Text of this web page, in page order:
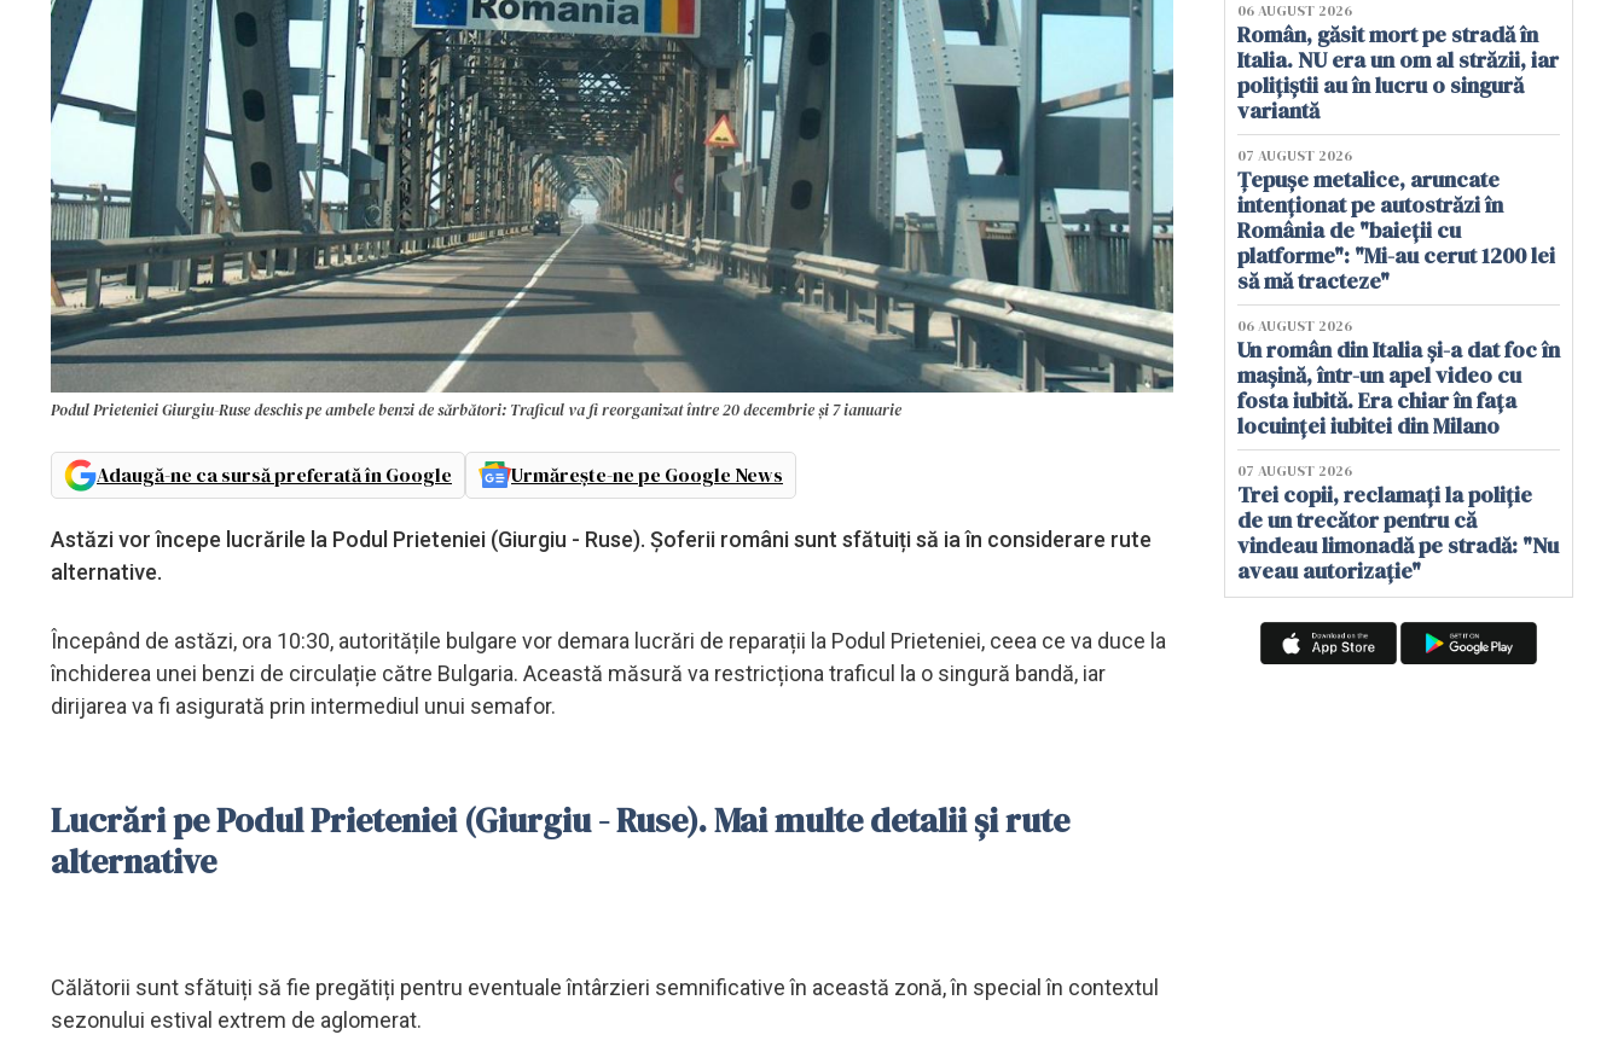
Podul Prieteniei Giurgiu-Ruse deschis pe ambele benzi de sărbători: Traficul va fi reorganizat între 20 decembrie și 7 ianuarie
Adaugă-ne ca sursă preferată în Google Urmărește-ne pe Google News
Astăzi vor începe lucrările la Podul Prieteniei (Giurgiu - Ruse). Șoferii români sunt sfătuiți să ia în considerare rute
alternative.
Începând de astăzi, ora 10:30, autoritățile bulgare vor demara lucrări de reparații la Podul Prieteniei, ceea ce va duce la
închiderea unei benzi de circulație către Bulgaria. Această măsură va restricționa traficul la o singură bandă, iar
dirijarea va fi asigurată prin intermediul unui semafor.
Lucrări pe Podul Prieteniei (Giurgiu - Ruse). Mai multe detalii și rute
alternative
Călătorii sunt sfătuiți să fie pregătiți pentru eventuale întârzieri semnificative în această zonă, în special în contextul
sezonului estival extrem de aglomerat.
06 AUGUST 2026
Român, găsit mort pe stradă în
Italia. NU era un om al străzii, iar
polițiștii au în lucru o singură
variantă
07 AUGUST 2026
Țepușe metalice, aruncate
intenționat pe autostrăzi în
România de "baieții cu
platforme": "Mi-au cerut 1200 lei
să mă tracteze"
06 AUGUST 2026
Un român din Italia și-a dat foc în
mașină, într-un apel video cu
fosta iubită. Era chiar în fața
locuinței iubitei din Milano
07 AUGUST 2026
Trei copii, reclamați la poliție
de un trecător pentru că
vindeau limonadă pe stradă: "Nu
aveau autorizație"